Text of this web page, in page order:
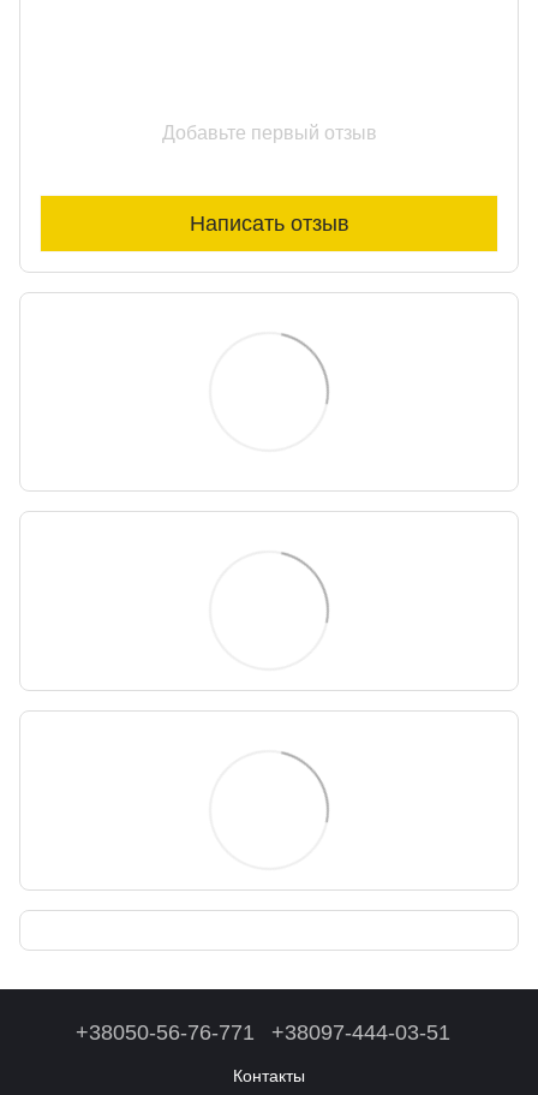
Добавьте первый отзыв
Написать отзыв
+38050-56-76-771 +38097-444-03-51
Контакты